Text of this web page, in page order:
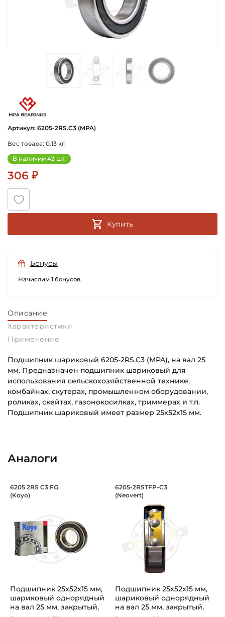
Артикул: 6205-2RS.C3 (MPA)
Вес товара: 0.13 кг.
В наличии 43 шт.
306 ₽
Купить
Бонусы
Начислим 1 бонусов.
Описание
Характеристики
Применение
Подшипник шариковый 6205-2RS.C3 (MPA), на вал 25
мм. Предназначен подшипник шариковый для
использования сельскохозяйственной технике,
комбайнах, скутерах, промышленном оборудовании,
роликах, скейтах, газонокосилках, триммерах и т.п.
Подшипник шариковый имеет размер 25х52х15 мм.
Наружный диаметр (D):
Ширина внутреннего кольца (B):
Ширина наружного кольца (С):
15 мм
Тип посадочного отверстия на вал:
Тип наружного кольца:
Цилиндрическое
Категория:
Аналоги
Подшипник 25х52х15 мм, шариковый
Подшипник шариковый 6205 2RS C3 FG Koyo, на вал 25
6205 2RS C3 FG
(Koyo)
Подшипник 25х52х15 мм,
шариковый однорядный
на вал 25 мм, закрытый,
Подшипник
Подшипник шариковый
6205-2RSTFP-C3
(Neovert)
Подшипник 25х52х15 мм,
шариковый однорядный
на вал 25 мм, закрытый,